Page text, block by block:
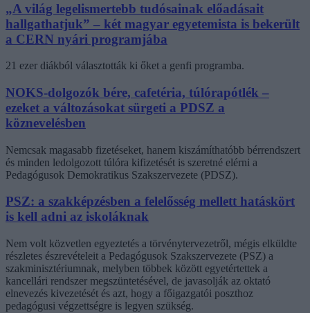
„A világ legelismertebb tudósainak előadásait
hallgathatjuk” – két magyar egyetemista is bekerült
a CERN nyári programjába
21 ezer diákból választották ki őket a genfi programba.
NOKS-dolgozók bére, cafetéria, túlórapótlék –
ezeket a változásokat sürgeti a PDSZ a
köznevelésben
Nemcsak magasabb fizetéseket, hanem kiszámíthatóbb bérrendszert
és minden ledolgozott túlóra kifizetését is szeretné elérni a
Pedagógusok Demokratikus Szakszervezete (PDSZ).
PSZ: a szakképzésben a felelősség mellett hatáskört
is kell adni az iskoláknak
Nem volt közvetlen egyeztetés a törvénytervezetről, mégis elküldte
részletes észrevételeit a Pedagógusok Szakszervezete (PSZ) a
szakminisztériumnak, melyben többek között egyetértettek a
kancellári rendszer megszüntetésével, de javasolják az oktató
elnevezés kivezetését és azt, hogy a főigazgatói poszthoz
pedagógusi végzettségre is legyen szükség.